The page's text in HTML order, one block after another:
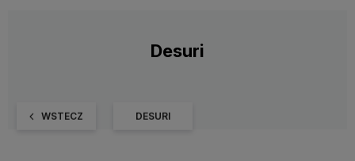
Desuri
WSTECZ DESURI